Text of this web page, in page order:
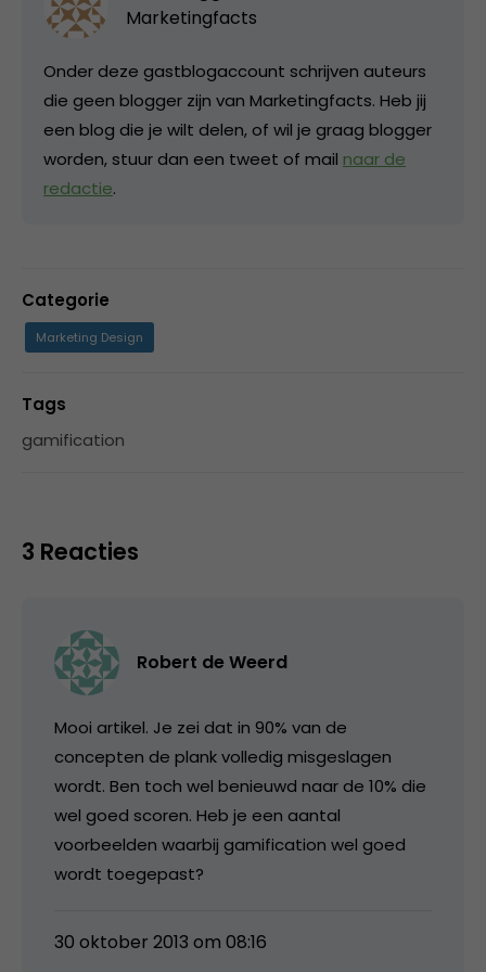
Marketingfacts
Onder deze gastblogaccount schrijven auteurs
die geen blogger zijn van Marketingfacts. Heb jij
een blog die je wilt delen, of wil je graag blogger
worden, stuur dan een tweet of mail naar de
redactie.
Categorie
Marketing Design
Tags
gamification
3 Reacties
Robert de Weerd
Mooi artikel. Je zei dat in 90% van de
concepten de plank volledig misgeslagen
wordt. Ben toch wel benieuwd naar de 10% die
wel goed scoren. Heb je een aantal
voorbeelden waarbij gamification wel goed
wordt toegepast?
30 oktober 2013 om 08:16